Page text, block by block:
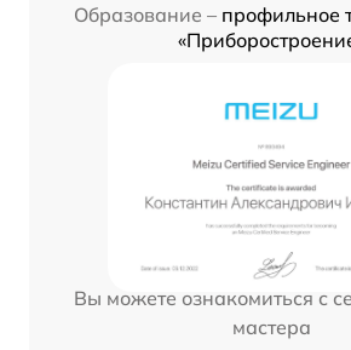
Образование – профильное
Вы можете ознакомиться с
мастера